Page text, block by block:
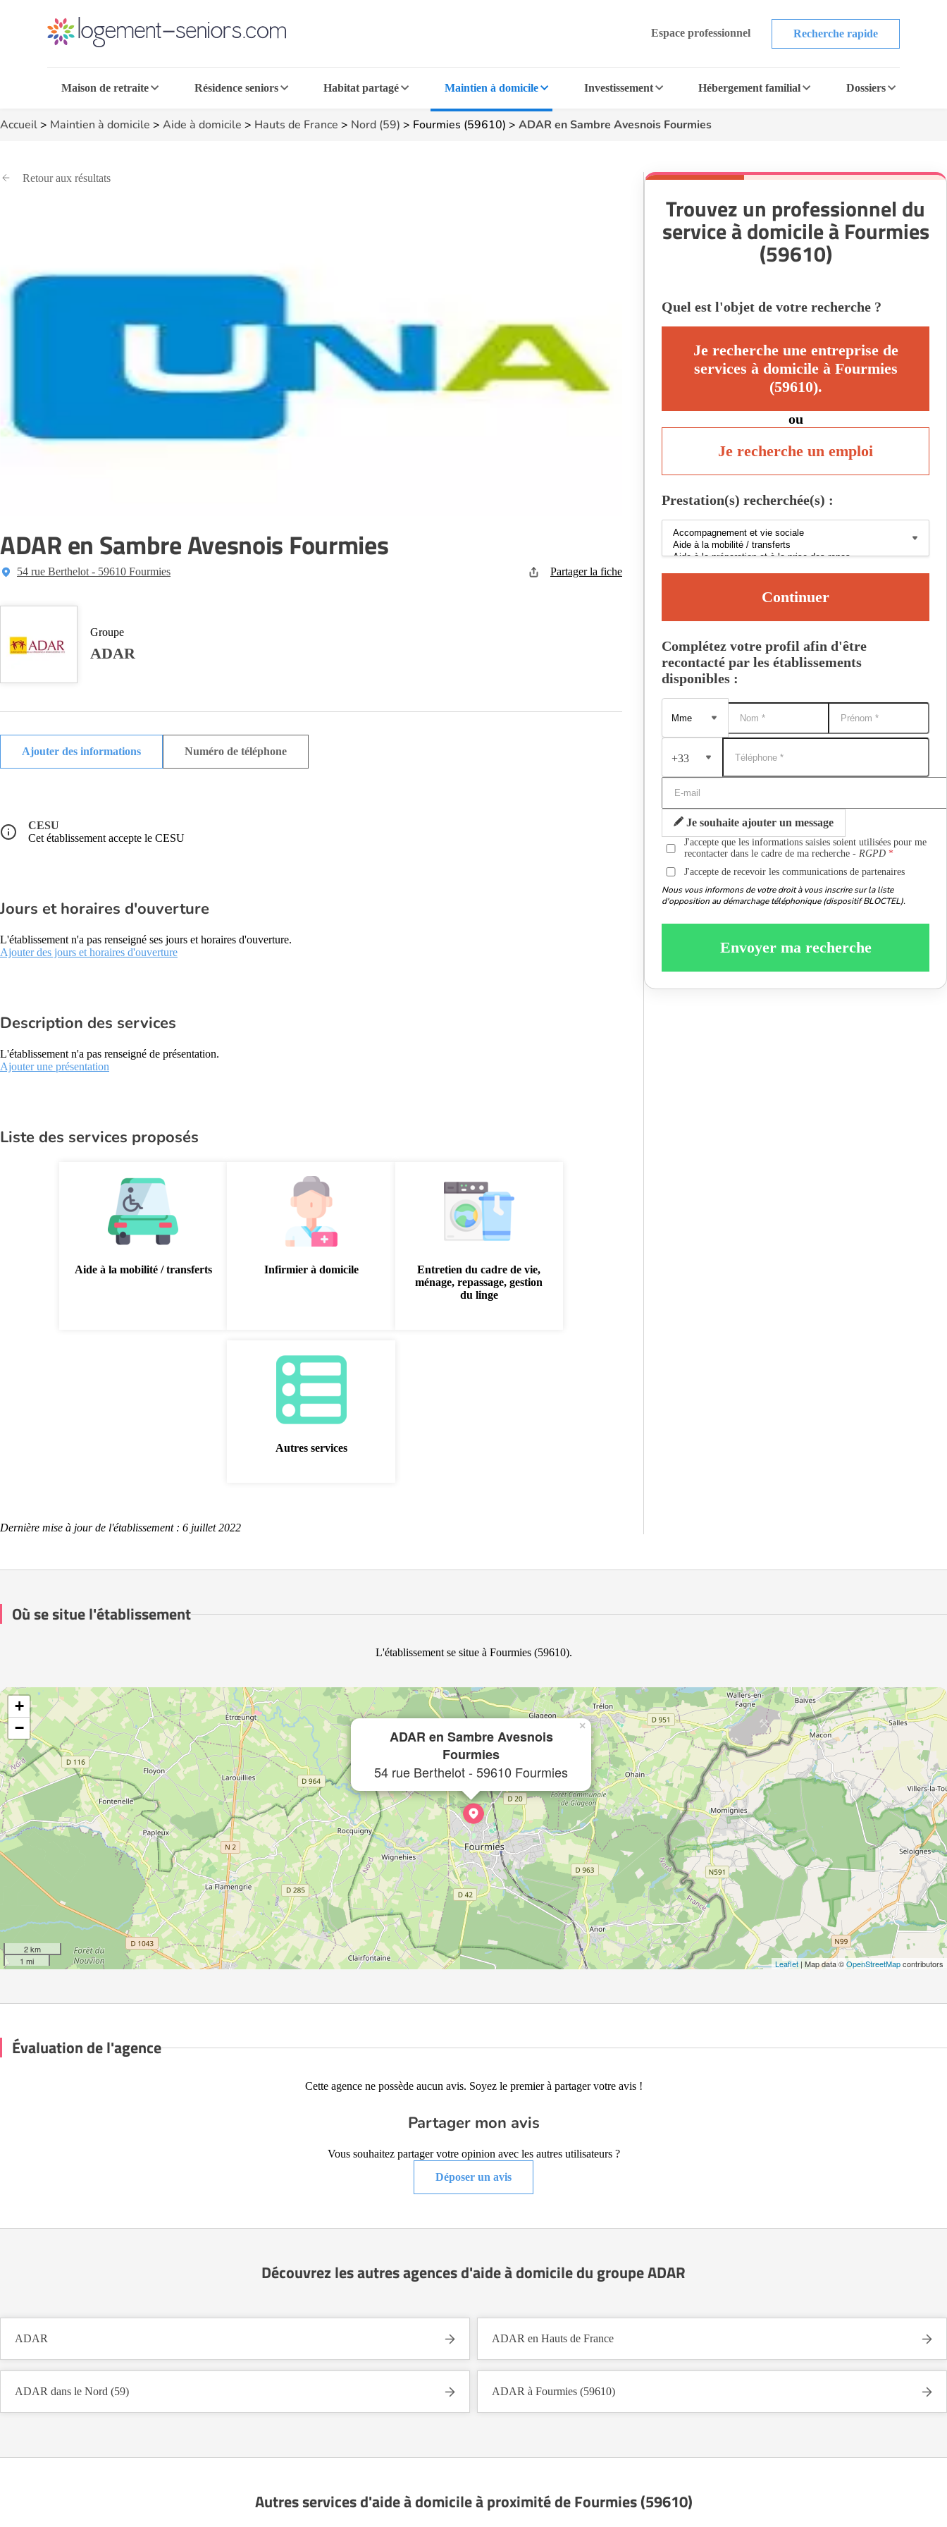
Espace professionnel Recherche rapide
Maison de retraite Résidence seniors Habitat partagé Maintien à domicile Investissement Hébergement familial Dossiers
Accueil> Maintien à domicile > Aide à domicile > Hauts de France > Nord (59) > Fourmies (59610) > ADAR en Sambre Avesnois Fourmies
Retour aux résultats
ADAR en Sambre Avesnois Fourmies
54 rue Berthelot - 59610 Fourmies Partager la fiche
Groupe
ADAR
Ajouter des informations Numéro de téléphone
CESU
Cet établissement accepte le CESU
Jours et horaires d'ouverture
L'établissement n'a pas renseigné ses jours et horaires d'ouverture.
Ajouter des jours et horaires d'ouverture
Description des services
L'établissement n'a pas renseigné de présentation.
Ajouter une présentation
Liste des services proposés
Aide à la mobilité / transferts Infirmier à domicile
Entretien du cadre de vie,
ménage, repassage, gestion
du linge
Autres services
Dernière mise à jour de l'établissement : 6 juillet 2022
Trouvez un professionnel du
service à domicile à Fourmies
(59610)
Quel est l'objet de votre recherche ?
Je recherche une entreprise de
services à domicile à Fourmies
(59610).
ou
Je recherche un emploi
Prestation(s) recherchée(s) :
Continuer
Complétez votre profil afin d'être
recontacté par les établissements
disponibles :
+33
Je souhaite ajouter un message
J'accepte que les informations saisies soient utilisées pour me
recontacter dans le cadre de ma recherche -RGPD
J'accepte de recevoir les communications de partenaires
Nous vous informons de votre droit à vous inscrire sur la liste
d'opposition au démarchage téléphonique (dispositif BLOCTEL).
Envoyer ma recherche
Où se situe l'établissement
L'établissement se situe à Fourmies (59610).
ADAR en Sambre Avesnois
Fourmies
54 rue Berthelot - 59610 Fourmies
×
+
−
2 km
1 mi
Leaflet | Map data ©OpenStreetMapcontributors
Évaluation de l'agence
Cette agence ne possède aucun avis. Soyez le premier à partager votre avis !
Partager mon avis
Vous souhaitez partager votre opinion avec les autres utilisateurs ?
Déposer un avis
Découvrez les autres agences d'aide à domicile du groupe ADAR
ADAR ADAR en Hauts de France
ADAR dans le Nord (59) ADAR à Fourmies (59610)
Autres services d'aide à domicile à proximité de Fourmies (59610)